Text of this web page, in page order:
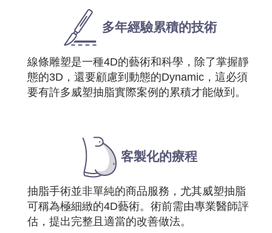
多年經驗累積的技術
線條雕塑是一種4D的藝術和科學，除了掌握靜
態的3D，還要顧慮到動態的Dynamic，這必須
要有許多威塑抽脂實際案例的累積才能做到。
客製化的療程
抽脂手術並非單純的商品服務，尤其威塑抽脂
可稱為極細緻的4D藝術。術前需由專業醫師評
估，提出完整且適當的改善做法。